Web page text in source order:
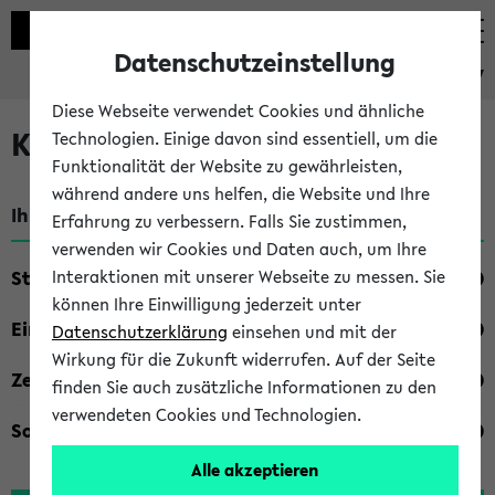
eKVV
Kombisuche im eKVV
Ihre Suchkriterien:
Studienfach
Einrichtung
Zeiten
Sonstiges
Datenschutzeinstellung
Diese Webseite verwendet Cookies und ähnliche
Technologien. Einige davon sind essentiell, um die
Funktionalität der Website zu gewährleisten,
während andere uns helfen, die Website und Ihre
Erfahrung zu verbessern. Falls Sie zustimmen,
verwenden wir Cookies und Daten auch, um Ihre
Interaktionen mit unserer Webseite zu messen. Sie
können Ihre Einwilligung jederzeit unter
Datenschutzerklärung einsehen und mit der
Wirkung für die Zukunft widerrufen. Auf der Seite
finden Sie auch zusätzliche Informationen zu den
verwendeten Cookies und Technologien.
Alle akzeptieren